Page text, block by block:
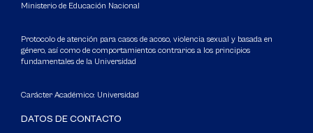
Ministerio de Educación Nacional
Protocolo de atención para casos de acoso, violencia sexual y basada en
género, así como de comportamientos contrarios a los principios
fundamentales de la Universidad
Carácter Académico: Universidad
DATOS DE CONTACTO